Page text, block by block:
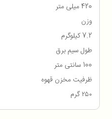
420 میلی متر
وزن
7.2 کیلوگرم
طول سیم برق
100 سانتی متر
ظرفیت مخزن قهوه
۲۵۰ گرم